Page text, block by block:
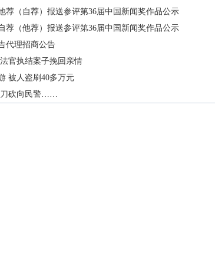
荐（自荐）报送参评第36届中国新闻奖作品公示
荐（他荐）报送参评第36届中国新闻奖作品公示
代理招商公告
官执结案子挽回亲情
被人盗刷40多万元
刀砍向民警……